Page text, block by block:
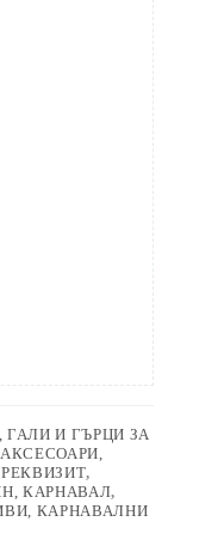
И ГЪРЦИ ЗА
,
КАРНАВАЛ,
КАРНАВАЛНИ